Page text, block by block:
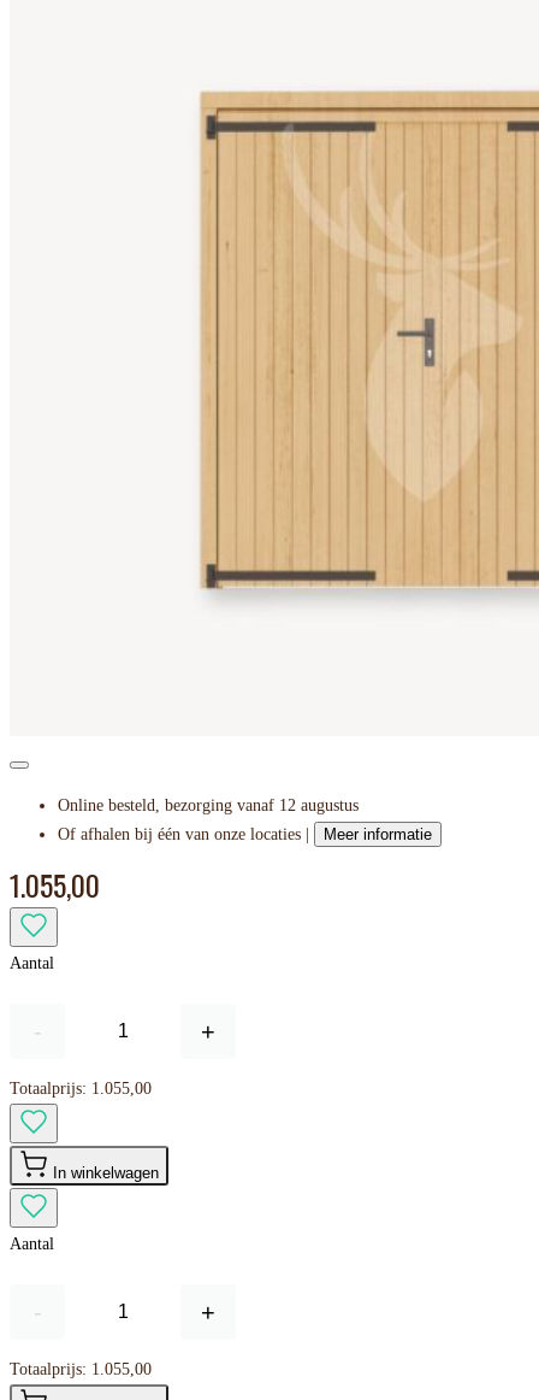
Online besteld, bezorging vanaf 12 augustus
Of afhalen bij één van onze locaties |
Meer informatie
1.055,00
Aantal
- +
Totaalprijs: 1.055,00
In winkelwagen
Aantal
- +
Totaalprijs: 1.055,00